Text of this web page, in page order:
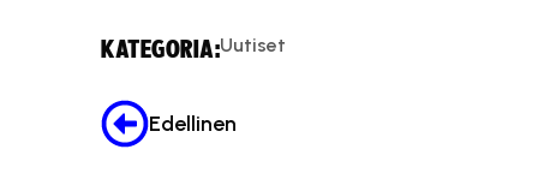
KATEGORIA:Uutiset
Edellinen